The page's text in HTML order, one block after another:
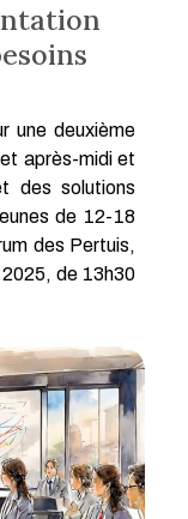
une deuxième
après-midi et
des solutions
de 12-18
des Pertuis,
de 13h30